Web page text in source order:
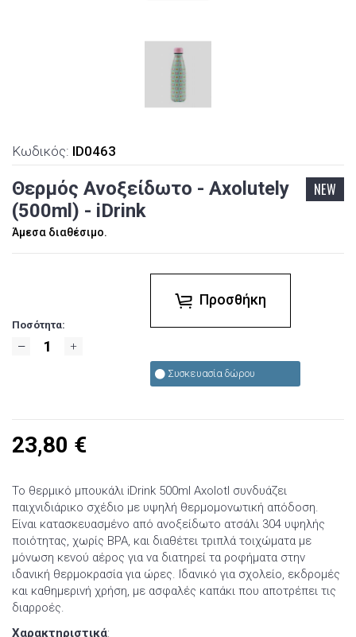
Κωδικός: ID0463
Θερμός Ανοξείδωτο - Axolutely
(500ml) - iDrink
NEW
Άμεσα διαθέσιμο.
Ποσότητα:
Προσθήκη
Συσκευασία δώρου
23,80 €
Το θερμικό μπουκάλι iDrink 500ml Axolotl συνδυάζει
παιχνιδιάρικο σχέδιο με υψηλή θερμομονωτική απόδοση.
Είναι κατασκευασμένο από ανοξείδωτο ατσάλι 304 υψηλής
ποιότητας, χωρίς BPA, και διαθέτει τριπλά τοιχώματα με
μόνωση κενού αέρος για να διατηρεί τα ροφήματα στην
ιδανική θερμοκρασία για ώρες. Ιδανικό για σχολείο, εκδρομές
και καθημερινή χρήση, με ασφαλές καπάκι που αποτρέπει τις
διαρροές.
Χαρακτηριστικά: